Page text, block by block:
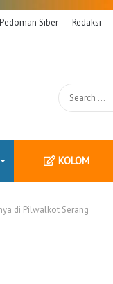
Pedoman Siber Redaksi
KOLOM
di Pilwalkot Serang